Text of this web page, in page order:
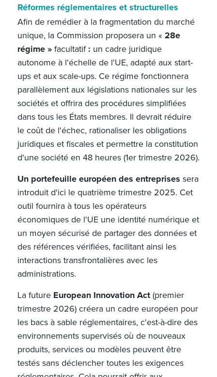
Réformes réglementaires et structurelles
Afin de remédier à la fragmentation du marché
unique, la Commission proposera un « 28e
régime »facultatif: un cadre juridique
autonome à l'échelle de l'UE, adapté aux start-
ups et aux scale-ups. Ce régime fonctionnera
parallèlement aux législations nationales sur les
sociétés et offrira des procédures simplifiées
dans tous les États membres. Il devrait réduire
le coût de l'échec, rationaliser les obligations
juridiques et fiscales et permettre la constitution
d'une société en 48 heures (1er trimestre 2026).
Un portefeuille européen des entreprises sera
introduit d'ici le quatrième trimestre 2025. Cet
outil fournira à tous les opérateurs
économiques de l'UE une identité numérique et
un moyen sécurisé de partager des données et
des références vérifiées, facilitant ainsi les
interactions transfrontalières avec les
administrations.
La future European Innovation Act(premier
trimestre 2026) créera un cadre européen pour
les bacs à sable réglementaires, c'est-à-dire des
environnements supervisés où de nouveaux
produits, services ou modèles peuvent être
testés sans déclencher toutes les exigences